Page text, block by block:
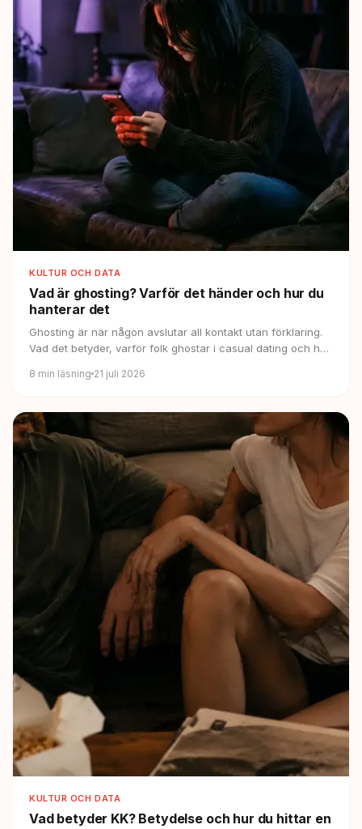
KULTUR OCH DATA
Vad är ghosting?Varför det händer och hur du
hanterar det
Ghosting är när någon avslutar all kontakt utan förklaring.
Vad det betyder, varför folk ghostar i casual dating och hur
8 min läsning 21 juli 2026
KULTUR OCH DATA
Vad betyder KK? Betydelse och hur du hittar en